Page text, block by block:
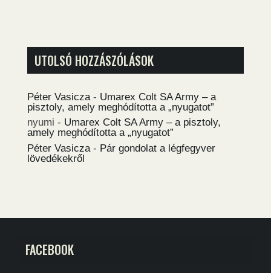
UTOLSÓ HOZZÁSZÓLÁSOK
Péter Vasicza - Umarex Colt SA Army – a
pisztoly, amely meghódította a „nyugatot”
nyumi - Umarex Colt SA Army – a pisztoly,
amely meghódította a „nyugatot”
Péter Vasicza - Pár gondolat a légfegyver
lövedékekről
FACEBOOK